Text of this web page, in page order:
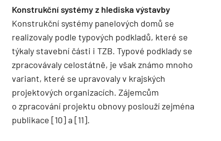
Konstrukční systémy z hlediska výstavby
Konstrukční systémy panelových domů se
realizovaly podle typových podkladů, které se
týkaly stavební části i TZB. Typové podklady se
zpracovávaly celostátně, je však známo mnoho
variant, které se upravovaly v krajských
projektových organizacích. Zájemcům
o zpracování projektu obnovy poslouží zejména
publikace [10] a [11].